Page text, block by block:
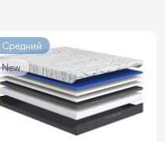
Средний
New